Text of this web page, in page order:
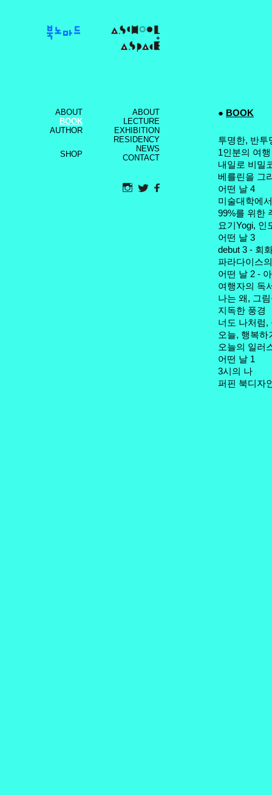
+
ABOUT
BOOK
AUTHOR
SHOP
ABOUT
LECTURE
EXHIBITION
RESIDENCY
NEWS
CONTACT
● BOOK
투명한, 반투
1인분의 여행
내일로 비밀
베를린을 그
어떤 날 4
미술대학에
99%를 위한
요기Yogi, 인
어떤 날 3
debut 3 - 회
파라다이스
어떤 날 2 -
여행자의 독
나는 왜, 그
지독한 풍경
너도 나처럼,
오늘, 행복하
오늘의 일러
어떤 날 1
3시의 나
퍼핀 북디자